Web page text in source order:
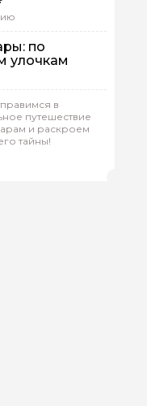
по
улочкам
в
путешествие
и раскроем
тайны!